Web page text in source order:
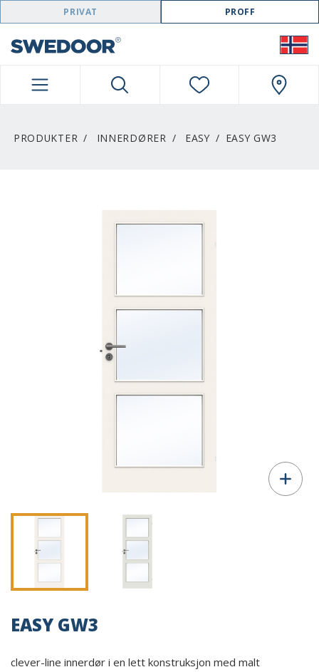
SWEDOOR NAVIGATION
PRIVAT PROFF
PRODUKTER INNERDØRER EASY EASY GW3
EASY GW3
clever-line innerdør i en lett konstruksjon med malt